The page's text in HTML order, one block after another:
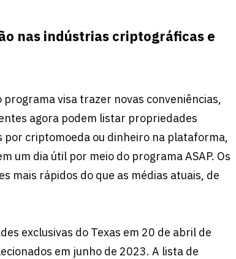
nas indústrias criptográficas e
visa trazer novas conveniências,
agora podem listar propriedades
por criptomoeda ou dinheiro na plataforma,
um dia útil por meio do programa ASAP. Os
mais rápidos do que as médias atuais, de
exclusivas do Texas em 20 de abril de
em junho de 2023. A lista de